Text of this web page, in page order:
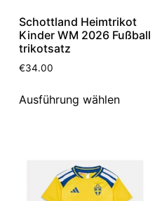
Schottland Heimtrikot
Kinder WM 2026 Fußball
trikotsatz
€34.00
Ausführung wählen